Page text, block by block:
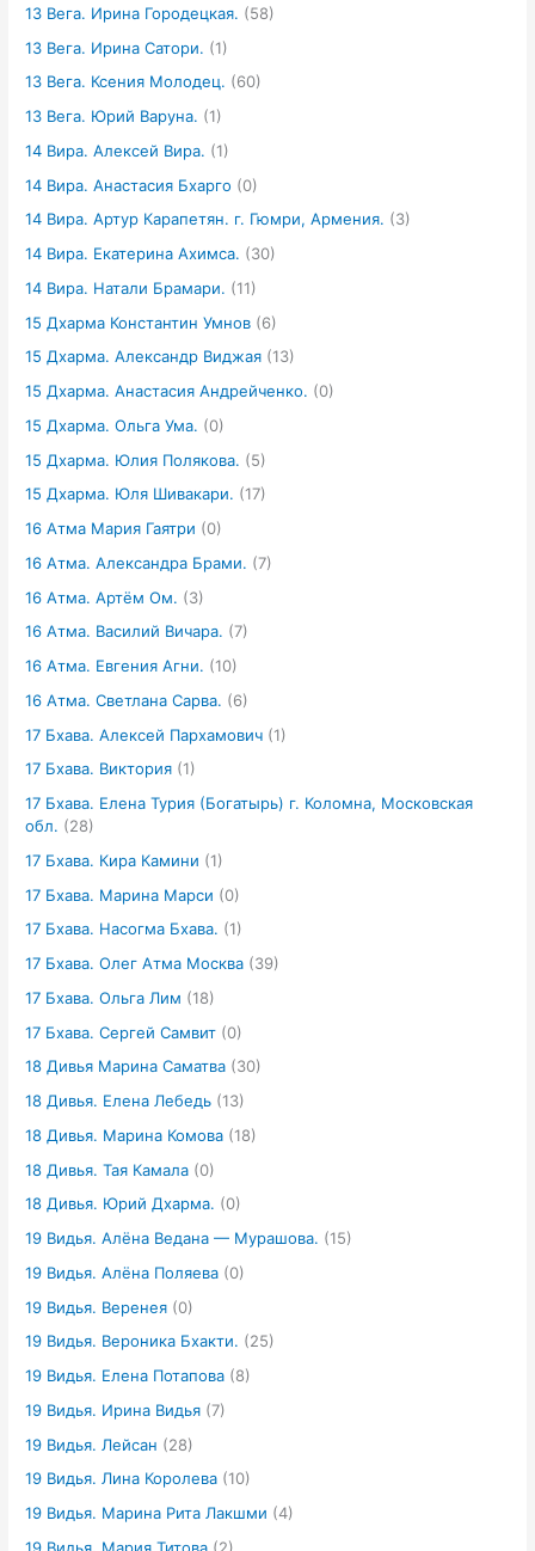
13 Вега. Ирина Городецкая. (58)
13 Вега. Ирина Сатори. (1)
13 Вега. Ксения Молодец. (60)
13 Вега. Юрий Варуна. (1)
14 Вира. Алексей Вира. (1)
14 Вира. Анастасия Бхарго (0)
14 Вира. Артур Карапетян. г. Гюмри, Армения. (3)
14 Вира. Екатерина Ахимса. (30)
14 Вира. Натали Брамари. (11)
15 Дхарма Константин Умнов (6)
15 Дхарма. Александр Виджая (13)
15 Дхарма. Анастасия Андрейченко. (0)
15 Дхарма. Ольга Ума. (0)
15 Дхарма. Юлия Полякова. (5)
15 Дхарма. Юля Шивакари. (17)
16 Атма Мария Гаятри (0)
16 Атма. Александра Брами. (7)
16 Атма. Артём Ом. (3)
16 Атма. Василий Вичара. (7)
16 Атма. Евгения Агни. (10)
16 Атма. Светлана Сарва. (6)
17 Бхава. Алексей Пархамович (1)
17 Бхава. Виктория (1)
17 Бхава. Елена Турия (Богатырь) г. Коломна, Московская
обл. (28)
17 Бхава. Кира Камини (1)
17 Бхава. Марина Марси (0)
17 Бхава. Насогма Бхава. (1)
17 Бхава. Олег Атма Москва (39)
17 Бхава. Ольга Лим (18)
17 Бхава. Сергей Самвит (0)
18 Дивья Марина Саматва (30)
18 Дивья. Елена Лебедь (13)
18 Дивья. Марина Комова (18)
18 Дивья. Тая Камала (0)
18 Дивья. Юрий Дхарма. (0)
19 Видья. Алёна Ведана — Мурашова. (15)
19 Видья. Алёна Поляева (0)
19 Видья. Веренея (0)
19 Видья. Вероника Бхакти. (25)
19 Видья. Елена Потапова (8)
19 Видья. Ирина Видья (7)
19 Видья. Лейсан (28)
19 Видья. Лина Королева (10)
19 Видья. Марина Рита Лакшми (4)
19 Видья. Мария Титова (2)